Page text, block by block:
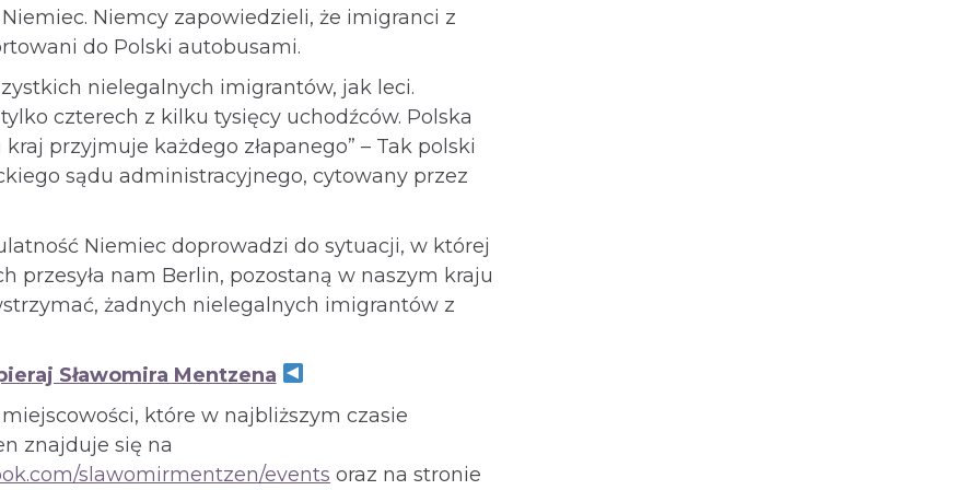
Niemcy zapowiedzieli, że imigranci z
do Polski autobusami.
nielegalnych imigrantów, jak leci.
tylko czterech z kilku tysięcy uchodźców. Polska
przyjmuje każdego złapanego” – Tak polski
sądu administracyjnego, cytowany przez
Niemiec doprowadzi do sytuacji, w której
przesyła nam Berlin, pozostaną w naszym kraju
żadnych nielegalnych imigrantów z
Sławomira Mentzena
miejscowości, które w najbliższym czasie
znajduje się na
slawomirmentzen/events oraz na stronie